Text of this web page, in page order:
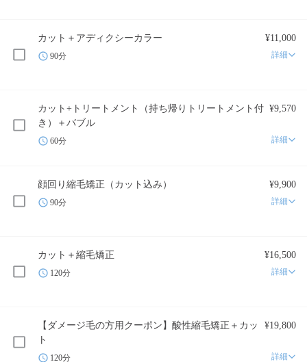
カット＋アディクシーカラー ¥11,000
90分 詳細
カット+トリートメント（持ち帰りトリートメント付
き）＋バブル
¥9,570
60分 詳細
顔回り縮毛矯正（カット込み） ¥9,900
90分 詳細
カット＋縮毛矯正 ¥16,500
120分 詳細
【ダメージ毛の方用クーポン】酸性縮毛矯正＋カッ
ト
¥19,800
120分 詳細